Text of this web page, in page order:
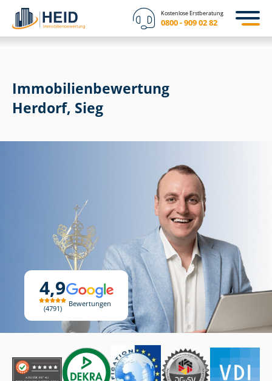
Kostenlose Erstberatung
0800 - 909 02 82
4,9
4791
Bewertungen
Immobilien­bewertung
Herdorf, Sieg